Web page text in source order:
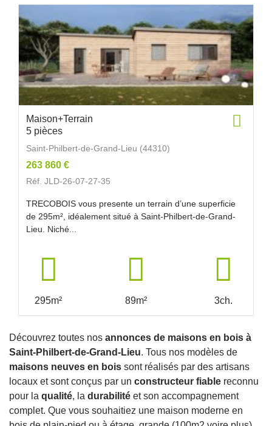
Maison+Terrain
5 pièces
Saint-Philbert-de-Grand-Lieu (44310)
263 860 €
Réf. JLD-26-07-27-35
TRECOBOIS vous presente un terrain d’une superficie
de 295m², idéalement situé à Saint-Philbert-de-Grand-
Lieu. Niché...
295m² 89m² 3ch.
Découvrez toutes nos annonces de maisons en bois à
Saint-Philbert-de-Grand-Lieu. Tous nos modèles de
maisons neuves en bois sont réalisés par des artisans
locaux et sont conçus par un constructeur fiable reconnu
pour la qualité, la durabilité et son accompagnement
complet. Que vous souhaitiez une maison moderne en